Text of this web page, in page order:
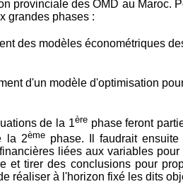
provinciale des OMD au Maroc.
grandes phases :
des modèles économétriques
d'un modèle d'optimisation
de la 1ère phase feront
la 2ème phase. Il faudrait
liées aux variables
et tirer des conclusions pour
réaliser à l'horizon fixé les dits